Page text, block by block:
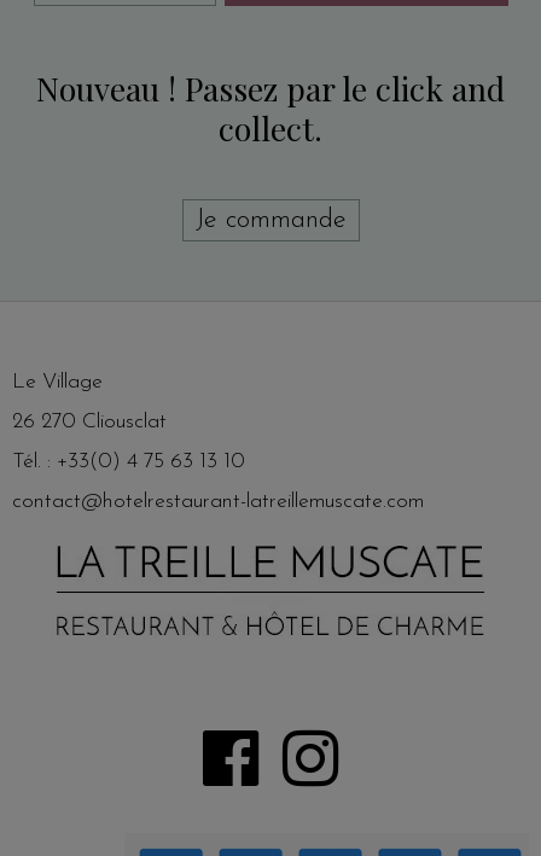
Nouveau ! Passez par le click and
collect.
Je commande
Le Village
26 270 Cliousclat
Tél. : +33(0) 4 75 63 13 10
contact@hotelrestaurant-latreillemuscate.com